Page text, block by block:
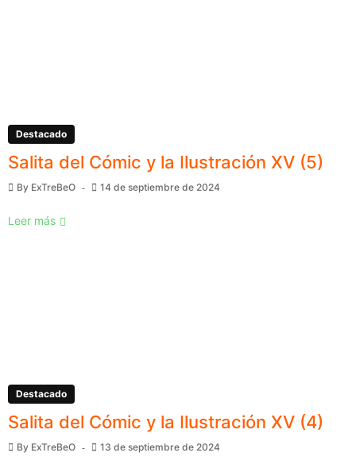
Destacado
Salita del Cómic y la Ilustración XV (5)
By ExTreBeO 14 de septiembre de 2024
Leer más
Destacado
Salita del Cómic y la Ilustración XV (4)
By ExTreBeO 13 de septiembre de 2024